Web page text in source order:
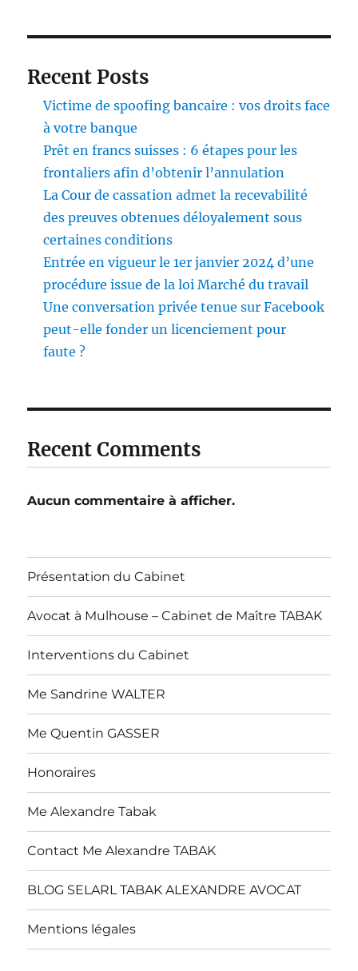
Recent Posts
Victime de spoofing bancaire : vos droits face
à votre banque
Prêt en francs suisses : 6 étapes pour les
frontaliers afin d’obtenir l’annulation
La Cour de cassation admet la recevabilité
des preuves obtenues déloyalement sous
certaines conditions
Entrée en vigueur le 1er janvier 2024 d’une
procédure issue de la loi Marché du travail
Une conversation privée tenue sur Facebook
peut-elle fonder un licenciement pour
faute ?
Recent Comments
Aucun commentaire à afficher.
Présentation du Cabinet
Avocat à Mulhouse – Cabinet de Maître TABAK
Interventions du Cabinet
Me Sandrine WALTER
Me Quentin GASSER
Honoraires
Me Alexandre Tabak
Contact Me Alexandre TABAK
BLOG SELARL TABAK ALEXANDRE AVOCAT
Mentions légales